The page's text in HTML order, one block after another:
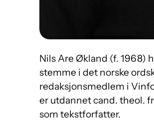
Nils Are Økland (f. 1968)
stemme i det norske
redaksjonsmedlem i
er utdannet cand. theol.
som tekstforfatter.